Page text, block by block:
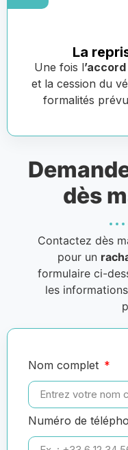
La
Une fois l
et la cession du
formalités
dès
Contactez dès
pour un
formulaire ci-
les
Nom complet
Numéro de